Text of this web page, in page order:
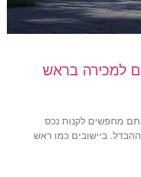
למכירה בראש
מחפשים לקנות נכס
ביישובים כמו ראש